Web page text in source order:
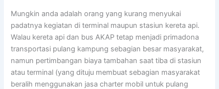
Mungkin anda adalah orang yang kurang menyukai
padatnya kegiatan di terminal maupun stasiun kereta api.
Walau kereta api dan bus AKAP tetap menjadi primadona
transportasi pulang kampung sebagian besar masyarakat,
namun pertimbangan biaya tambahan saat tiba di stasiun
atau terminal (yang dituju membuat sebagian masyarakat
beralih menggunakan jasa charter mobil untuk pulang